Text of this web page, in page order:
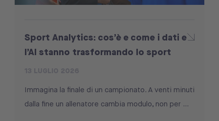
Sport Analytics: cos’è e come i dati e
l’AI stanno trasformando lo sport
Immagina la finale di un campionato. A venti minuti
dalla fine un allenatore cambia modulo, non per ...